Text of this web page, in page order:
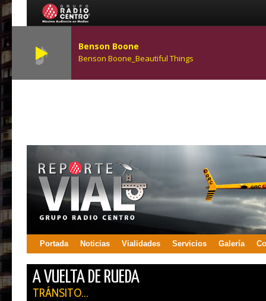
Benson Boone
Benson Boone_Beautiful Things
Portada Noticias Vialidades Servicios Galería
A VUELTA DE RUEDA
TRÁNSITO...